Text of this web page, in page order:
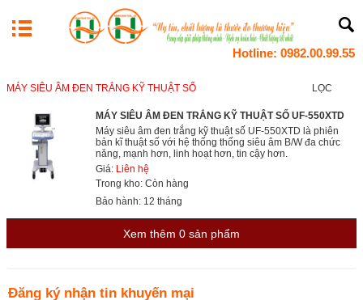
Hotline: 0982.00.99.55
MÁY SIÊU ÂM ĐEN TRẮNG KỸ THUẬT SỐ LỌC
MÁY SIÊU ÂM ĐEN TRẮNG KỸ THUẬT SỐ UF-550XTD
Máy siêu âm đen trắng kỹ thuật số UF-550XTD là phiên
bản kĩ thuật số với hệ thống thống siêu âm B/W đa chức
năng, mạnh hơn, linh hoạt hơn, tin cậy hơn.
Giá: Liên hệ
Trong kho: Còn hàng
Bảo hành: 12 tháng
Xem thêm 0 sản phẩm
Đăng ký nhận tin khuyến mại